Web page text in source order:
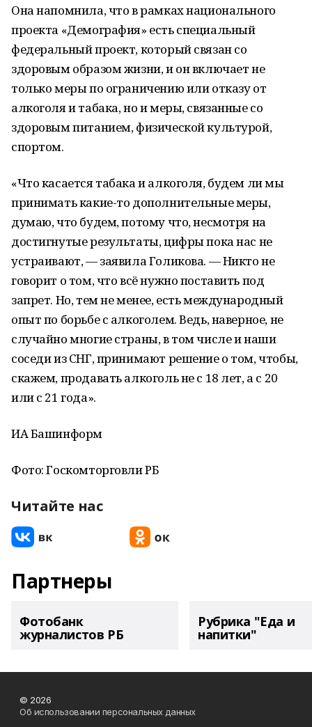
Она напомнила, что в рамках национального
проекта «Демография» есть специальный
федеральный проект, который связан со
здоровым образом жизни, и он включает не
только меры по ограничению или отказу от
алкоголя и табака, но и меры, связанные со
здоровым питанием, физической культурой,
спортом.
«Что касается табака и алкоголя, будем ли мы
принимать какие-то дополнительные меры,
думаю, что будем, потому что, несмотря на
достигнутые результаты, цифры пока нас не
устраивают, — заявила Голикова. — Никто не
говорит о том, что всё нужно поставить под
запрет. Но, тем не менее, есть международный
опыт по борьбе с алкоголем. Ведь, наверное, не
случайно многие страны, в том числе и наши
соседи из СНГ, принимают решение о том, чтобы,
скажем, продавать алкоголь не с 18 лет, а с 20
или с 21 года».
ИА Башинформ
Фото: Госкомторговли РБ
Читайте нас
Партнеры
Фотобанк
журналистов РБ
Рубрика "Еда и
напитки"
© 2026
Об использовании персональных данных